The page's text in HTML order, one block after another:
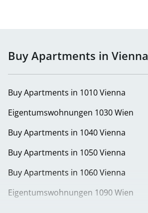
Buy Apartments in Vienna
Buy Apartments in 1010 Vienna
Eigentumswohnungen 1030 Wien
Buy Apartments in 1040 Vienna
Buy Apartments in 1050 Vienna
Buy Apartments in 1060 Vienna
Eigentumswohnungen 1090 Wien